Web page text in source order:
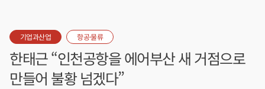
기업과산업 항공·물류
한태근 “인천공항을 에어부산 새 거점으로
만들어 불황 넘겠다”